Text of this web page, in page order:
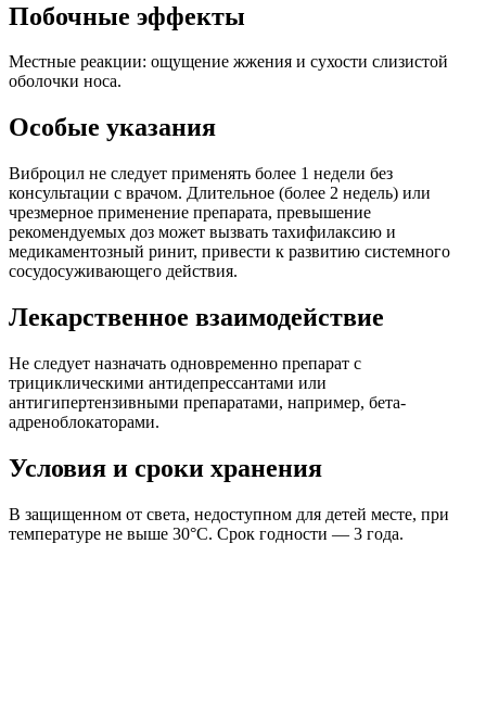
Побочные эффекты
Местные реакции: ощущение жжения и сухости слизистой
оболочки носа.
Особые указания
Виброцил не следует применять более 1 недели без
консультации с врачом. Длительное (более 2 недель) или
чрезмерное применение препарата, превышение
рекомендуемых доз может вызвать тахифилаксию и
медикаментозный ринит, привести к развитию системного
сосудосуживающего действия.
Лекарственное взаимодействие
Не следует назначать одновременно препарат с
трициклическими антидепрессантами или
антигипертензивными препаратами, например, бета-
адреноблокаторами.
Условия и сроки хранения
В защищенном от света, недоступном для детей месте, при
температуре не выше 30°C. Срок годности — 3 года.